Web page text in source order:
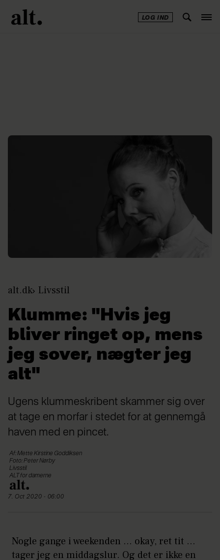
LOG IND
alt.dk Livsstil
Klumme: "Hvis jeg
bliver ringet op, mens
jeg sover, nægter jeg
alt"
Ugens klummeskribent skammer sig over
at tage en morfar i stedet for at gennemgå
haven med en pincet.
Af: Mette Kirstine Goddiksen
Foto: Peter Nørby
Livsstil
ALT for damerne
7. Oct 2020 - 06:00
Nogle gange i weekenden … okay, ret tit …
tager jeg en middagslur. Og det er ikke en